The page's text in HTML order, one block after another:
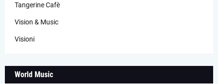
Tangerine Cafè
Vision & Music
Visioni
World Music